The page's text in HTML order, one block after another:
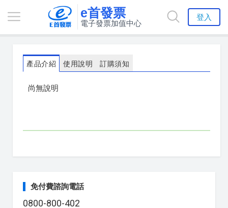
e首發票
電子發票加值中心
登入
產品介紹 使用說明 訂購須知
尚無說明
免付費諮詢電話
0800-800-402